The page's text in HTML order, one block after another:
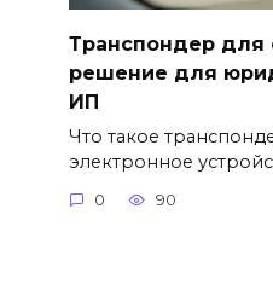
Транспондер для
решение для
ИП
Что такое
электронное
0 90